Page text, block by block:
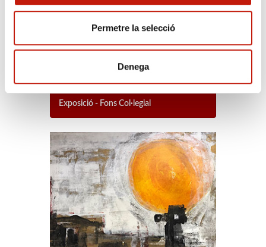
Permetre la selecció
Denega
Exposició - Fons Col·legial